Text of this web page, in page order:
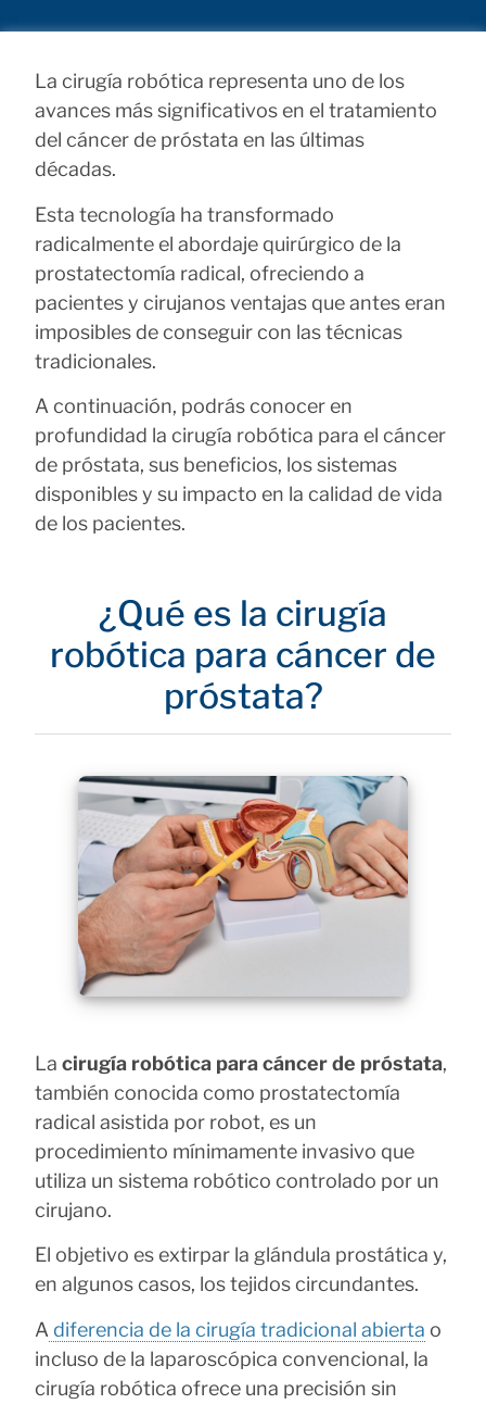
La cirugía robótica representa uno de los
avances más significativos en el tratamiento
del cáncer de próstata en las últimas
décadas.
Esta tecnología ha transformado
radicalmente el abordaje quirúrgico de la
prostatectomía radical, ofreciendo a
pacientes y cirujanos ventajas que antes eran
imposibles de conseguir con las técnicas
tradicionales.
A continuación, podrás conocer en
profundidad la cirugía robótica para el cáncer
de próstata, sus beneficios, los sistemas
disponibles y su impacto en la calidad de vida
de los pacientes.
¿Qué es la cirugía
robótica para cáncer de
próstata?
La cirugía robótica para cáncer de próstata,
también conocida como prostatectomía
radical asistida por robot, es un
procedimiento mínimamente invasivo que
utiliza un sistema robótico controlado por un
cirujano.
El objetivo es extirpar la glándula prostática y,
en algunos casos, los tejidos circundantes.
A diferencia de la cirugía tradicional abierta o
incluso de la laparoscópica convencional, la
cirugía robótica ofrece una precisión sin